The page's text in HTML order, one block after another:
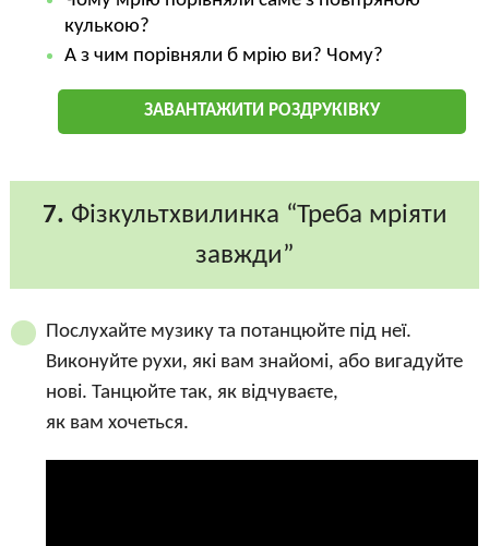
кулькою?
А з чим порівняли б мрію ви? Чому?
ЗАВАНТАЖИТИ РОЗДРУКІВКУ
7. Фізкультхвилинка “Треба мріяти
завжди”
Послухайте музику та потанцюйте під неї.
Виконуйте рухи, які вам знайомі, або вигадуйте
нові. Танцюйте так, як відчуваєте,
як вам хочеться.